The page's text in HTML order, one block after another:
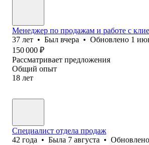
Менеджер по продажам и работе с
37 лет • Был вчера • Обновлено 1
150 000 ₽
Рассматривает предложения
Общий опыт
18 лет
Специалист отдела продаж
42 года • Была 7 августа • Обновлено